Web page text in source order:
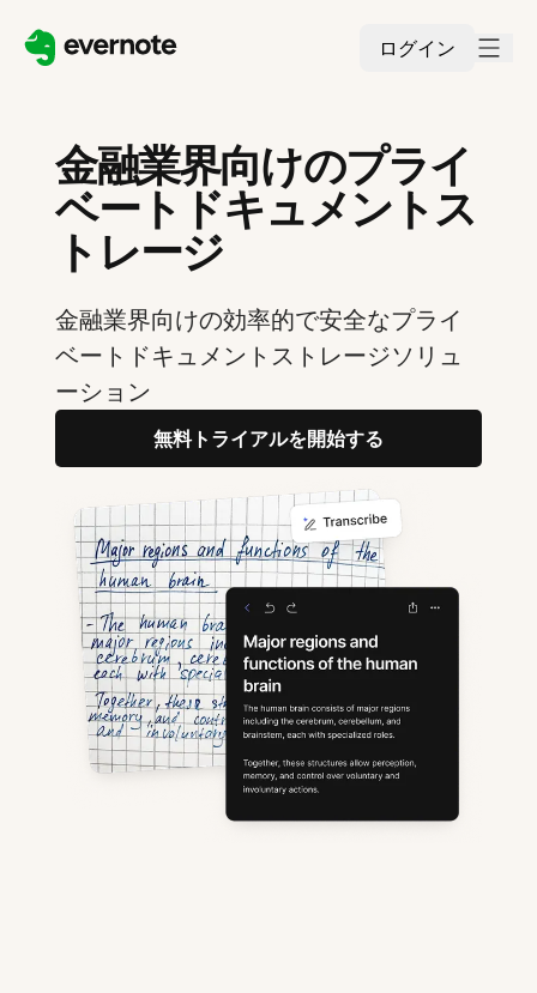
ログイン
金融業界向けのプライ
ベートドキュメントス
トレージ
金融業界向けの効率的で安全なプライ
ベートドキュメントストレージソリュ
ーション
無料トライアルを開始する